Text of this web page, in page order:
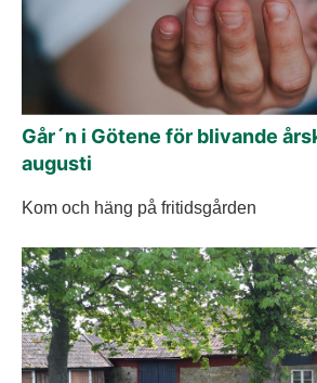
Går´n i Götene för blivande
augusti
Kom och häng på fritidsgården